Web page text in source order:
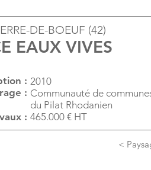
DE-BOEUF (42)
EAUX VIVES
2010
Communauté de
du Pilat Rhodanien
465.000 € HT
:
:
:
<